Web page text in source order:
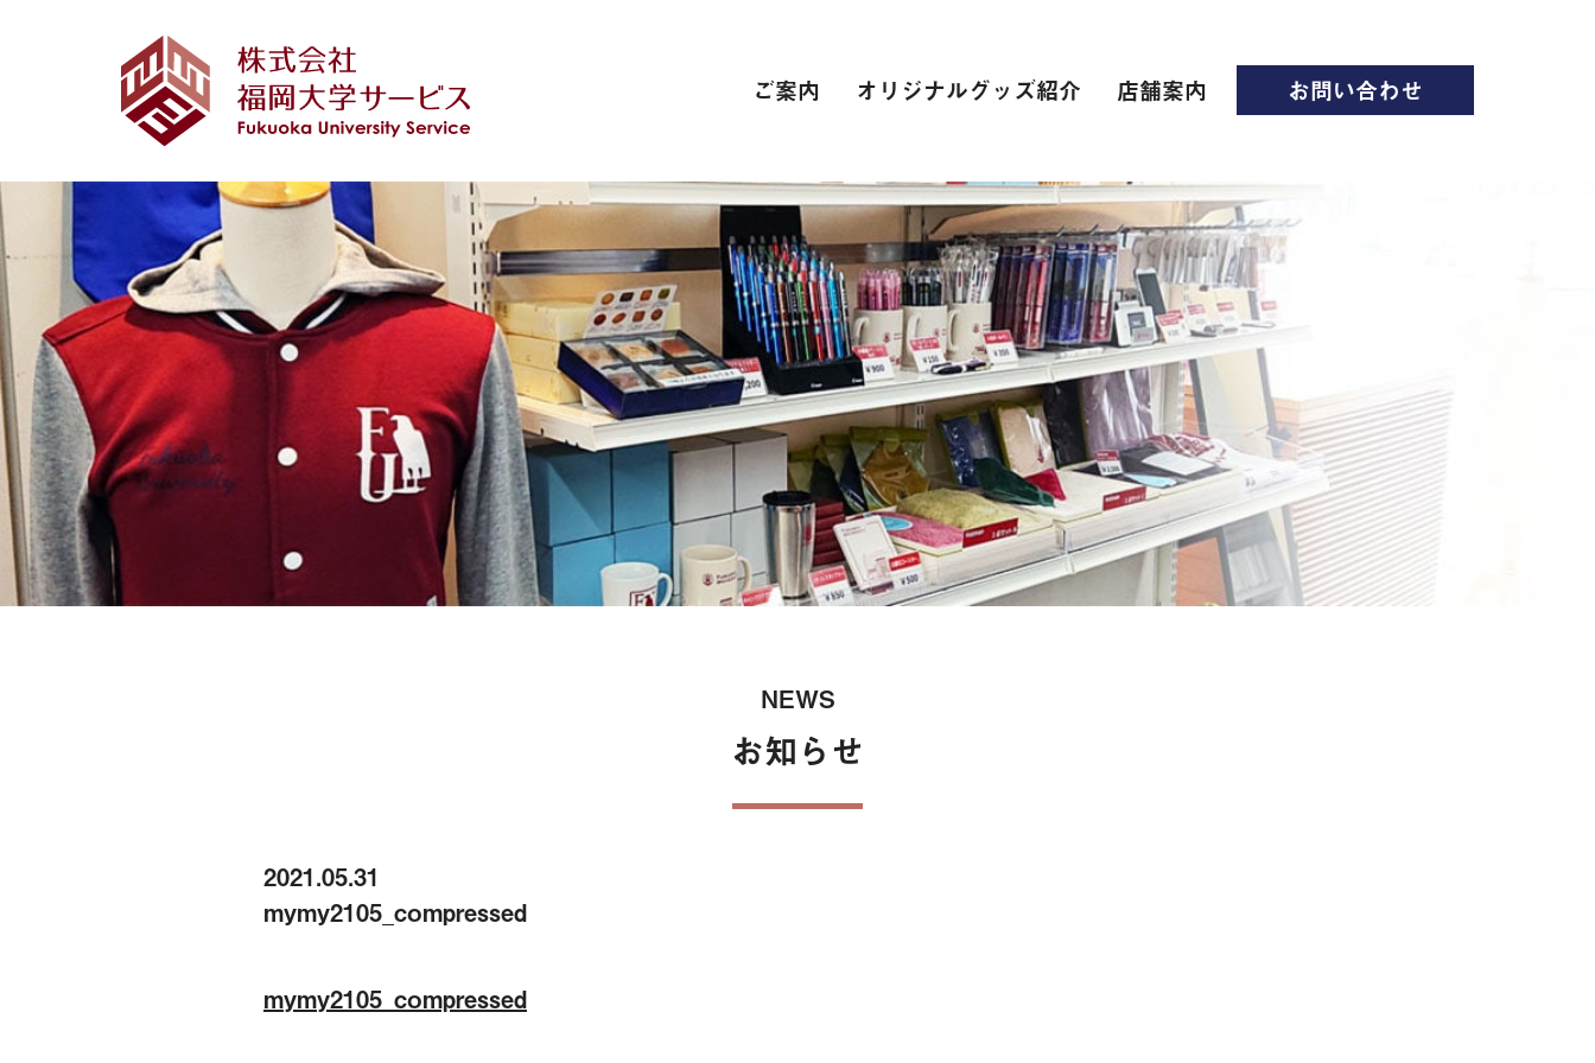
ご案内
インターネット接続環境
電子辞書[教科書販売サイト]
自動車学校
スーツ
専門学校
卒業式 衣裳レンタル
レンタカー
保険
オリジナルグッズ紹介 店舗案内 お問い合わせ
NEWS
お知らせ
2021.05.31
mymy2105_compressed
mymy2105_compressed